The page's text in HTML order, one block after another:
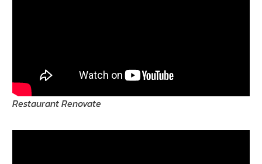
Restaurant Renovate